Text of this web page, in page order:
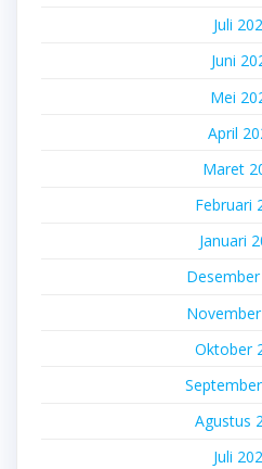
Juli
Juni
Mei
April
Maret
Februari
Januari
Oktober
Agustus
Juli